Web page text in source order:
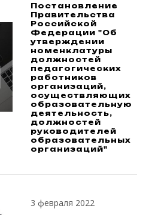
Постановление
Правительства
Российской
Федерации "Об
утверждении
номенклатуры
должностей
педагогических
работников
организаций,
осуществляющих
образовательную
деятельность,
должностей
руководителей
образовательных
организаций"
3 февраля 2022